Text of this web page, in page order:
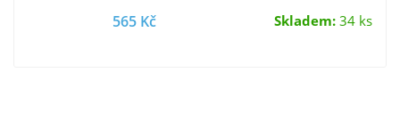
565 Kč Skladem:34 ks